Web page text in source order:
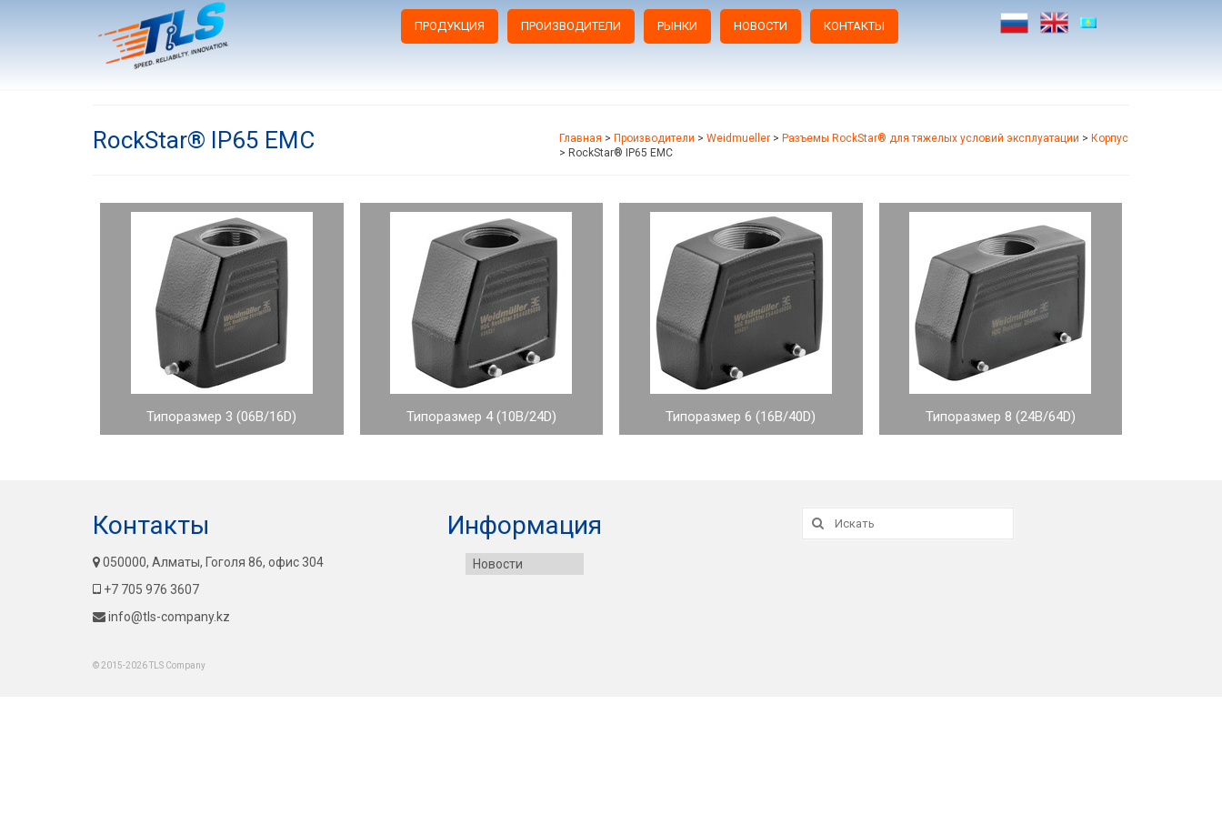
ПРОДУКЦИЯ ПРОИЗВОДИТЕЛИ РЫНКИ НОВОСТИ КОНТАКТЫ
RockStar® IP65 EMC Главная > Производители > Weidmueller > Разъемы RockStar® для тяжелых условий эксплуатации > Корпус
> RockStar® IP65 EMC
Типоразмер 3 (06B/16D) Типоразмер 4 (10B/24D) Типоразмер 6 (16B/40D) Типоразмер 8 (24B/64D)
Контакты
050000, Алматы, Гоголя 86, офис 304
+7 705 976 3607
info@tls-company.kz
Информация
Новости
Искать:
© 2015-2026 TLS Company